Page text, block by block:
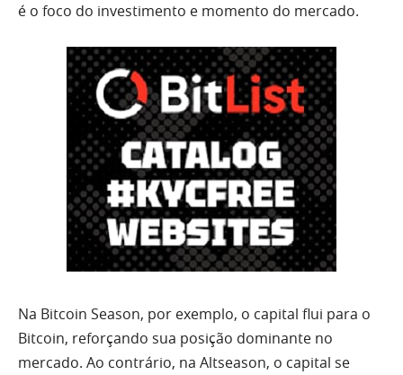
é o foco do investimento e momento do mercado.
Na Bitcoin Season, por exemplo, o capital flui para o
Bitcoin, reforçando sua posição dominante no
mercado. Ao contrário, na Altseason, o capital se